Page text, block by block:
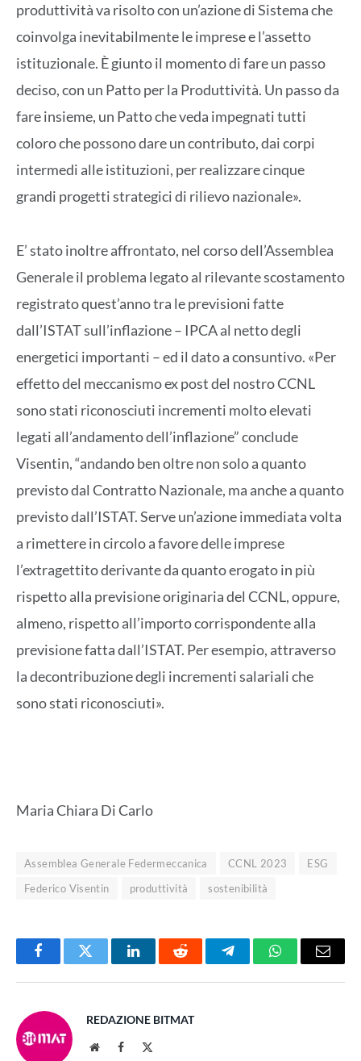
produttività va risolto con un’azione di Sistema che
coinvolga inevitabilmente le imprese e l’assetto
istituzionale. È giunto il momento di fare un passo
deciso, con un Patto per la Produttività. Un passo da
fare insieme, un Patto che veda impegnati tutti
coloro che possono dare un contributo, dai corpi
intermedi alle istituzioni, per realizzare cinque
grandi progetti strategici di rilievo nazionale».
E’ stato inoltre affrontato, nel corso dell’Assemblea
Generale il problema legato al rilevante scostamento
registrato quest’anno tra le previsioni fatte
dall’ISTAT sull’inflazione – IPCA al netto degli
energetici importanti – ed il dato a consuntivo. «Per
effetto del meccanismo ex post del nostro CCNL
sono stati riconosciuti incrementi molto elevati
legati all’andamento dell’inflazione” conclude
Visentin, “andando ben oltre non solo a quanto
previsto dal Contratto Nazionale, ma anche a quanto
previsto dall’ISTAT. Serve un’azione immediata volta
a rimettere in circolo a favore delle imprese
l’extragettito derivante da quanto erogato in più
rispetto alla previsione originaria del CCNL, oppure,
almeno, rispetto all’importo corrispondente alla
previsione fatta dall’ISTAT. Per esempio, attraverso
la decontribuzione degli incrementi salariali che
sono stati riconosciuti».
Maria Chiara Di Carlo
Assemblea Generale Federmeccanica CCNL 2023
ESG
Federico Visentin
produttività sostenibilità
FacebookTwitter LinkedInReddit TelegramWhatsAppEmail
REDAZIONE BITMAT
WebsiteFacebook